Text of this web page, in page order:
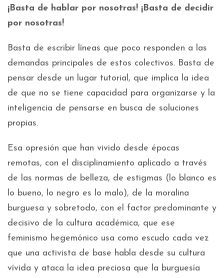
¡Basta de hablar por nosotras! ¡Basta de decidir
por nosotras!
Basta de escribir líneas que poco responden a las
demandas principales de estos colectivos. Basta de
pensar desde un lugar tutorial, que implica la idea
de que no se tiene capacidad para organizarse y la
inteligencia de pensarse en busca de soluciones
propias.
Esa opresión que han vivido desde épocas
remotas, con el disciplinamiento aplicado a través
de las normas de belleza, de estigmas (lo blanco es
lo bueno, lo negro es lo malo), de la moralina
burguesa y sobretodo, con el factor predominante y
decisivo de la cultura académica, que ese
feminismo hegemónico usa como escudo cada vez
que una activista de base habla desde su cultura
vívida y ataca la idea preciosa que la burguesía